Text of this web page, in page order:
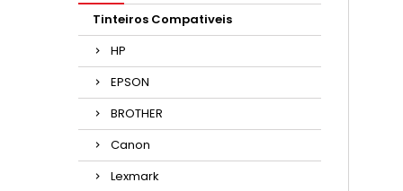
Tinteiros Compativeis
HP
EPSON
BROTHER
Canon
Lexmark